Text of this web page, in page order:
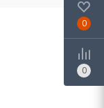
0
0